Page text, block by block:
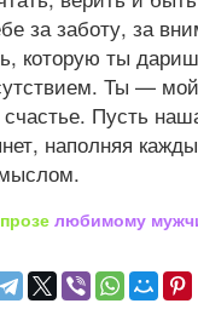
за заботу, за
которую ты
Ты —
Пусть
наполняя
любимому